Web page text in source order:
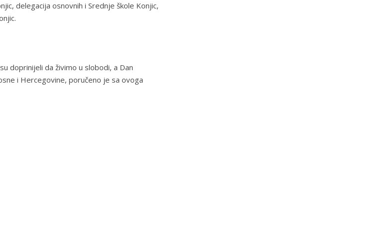
delegacija osnovnih i Srednje škole Konjic,
doprinijeli da živimo u slobodi, a Dan
i Hercegovine, poručeno je sa ovoga